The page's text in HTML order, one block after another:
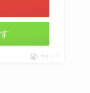
ポチップ